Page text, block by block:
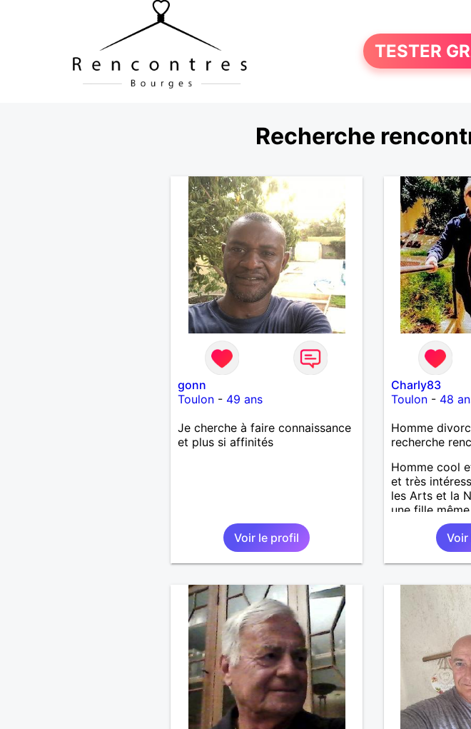
TESTER
Recherche
gonn
Toulon- 49 ans
Je cherche à faire connaissance
et plus si affinités
Voir le profil
Charly83
Toulon- 48
Homme
recherche
Homme cool
et très
les Arts et la
une fille
sorties,
vie positive.